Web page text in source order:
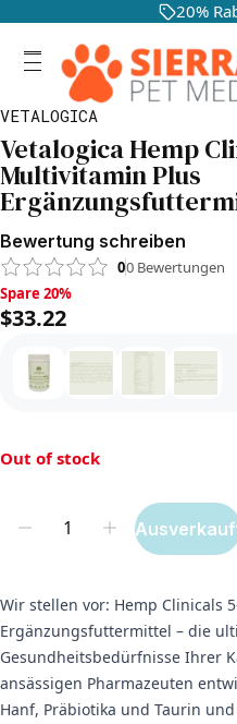
20%
VETALOGICA
Vetalogica Hemp
Multivitamin Plus
Bewertung schreiben
00 Bewertungen
Spare 20%, $33.22
Spare 20%
$33.22
Out of stock
Wir stellen vor: Hemp Clinicals
Ergänzungsfuttermittel – die
Gesundheitsbedürfnisse Ihrer
ansässigen Pharmazeuten
Hanf, Präbiotika und Taurin